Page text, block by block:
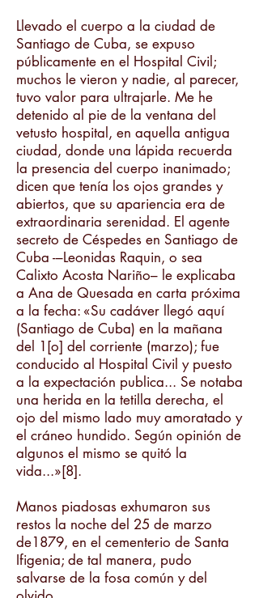
Llevado el cuerpo a la ciudad de
Santiago de Cuba, se expuso
públicamente en el Hospital Civil;
muchos le vieron y nadie, al parecer,
tuvo valor para ultrajarle. Me he
detenido al pie de la ventana del
vetusto hospital, en aquella antigua
ciudad, donde una lápida recuerda
la presencia del cuerpo inanimado;
dicen que tenía los ojos grandes y
abiertos, que su apariencia era de
extraordinaria serenidad. El agente
secreto de Céspedes en Santiago de
Cuba -–Leonidas Raquin, o sea
Calixto Acosta Nariño– le explicaba
a Ana de Quesada en carta próxima
a la fecha: «Su cadáver llegó aquí
(Santiago de Cuba) en la mañana
del 1[o] del corriente (marzo); fue
conducido al Hospital Civil y puesto
a la expectación publica... Se notaba
una herida en la tetilla derecha, el
ojo del mismo lado muy amoratado y
el cráneo hundido. Según opinión de
algunos el mismo se quitó la
vida...»[8].
Manos piadosas exhumaron sus
restos la noche del 25 de marzo
de1879, en el cementerio de Santa
Ifigenia; de tal manera, pudo
salvarse de la fosa común y del